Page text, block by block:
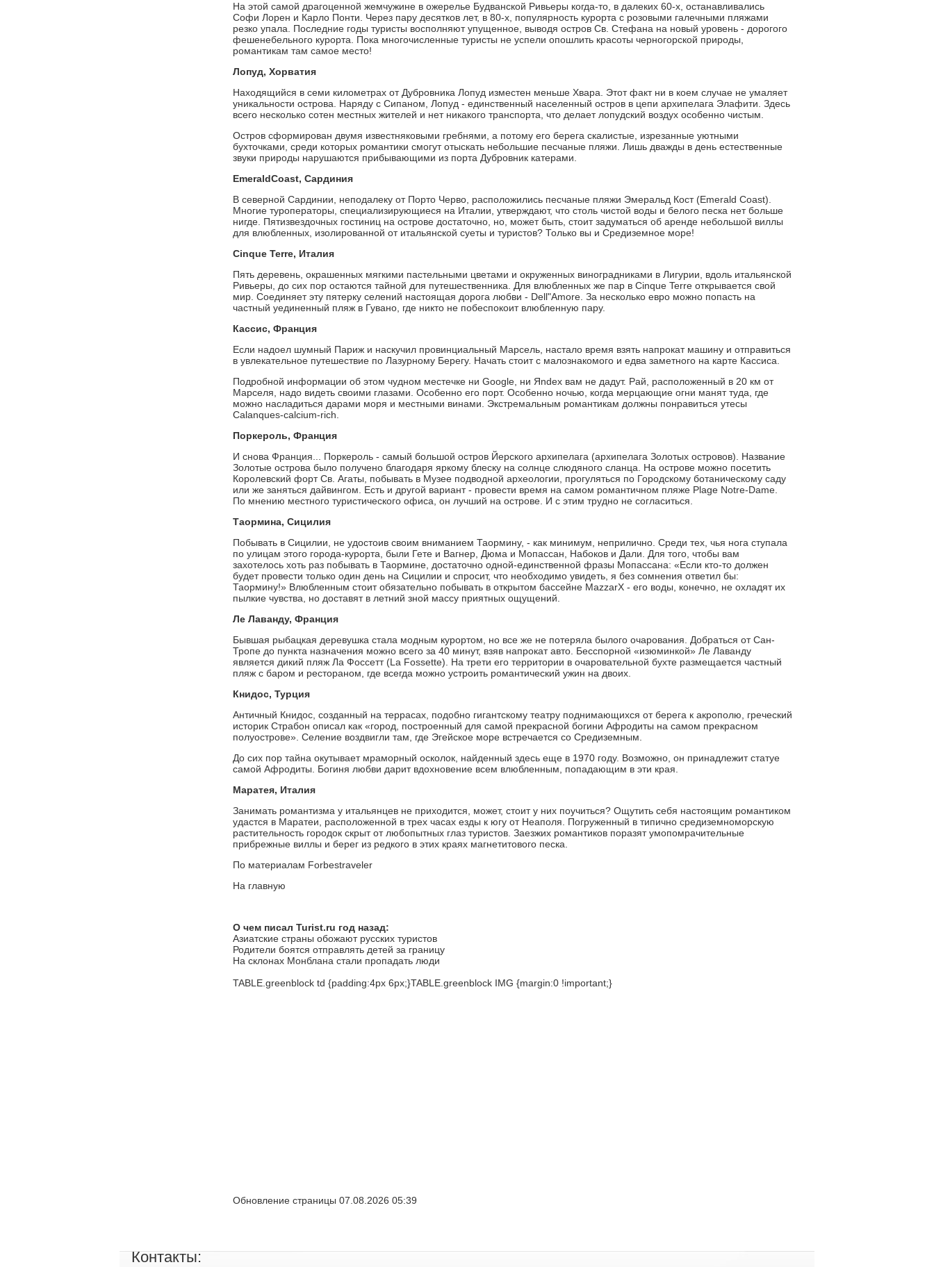
На этой самой драгоценной жемчужине в ожерелье Будванской Ривьеры когда-то, в далеких 60-х, останавливались
Софи Лорен и Карло Понти. Через пару десятков лет, в 80-х, популярность курорта с розовыми галечными пляжами
резко упала. Последние годы туристы восполняют упущенное, выводя остров Св. Стефана на новый уровень - дорогого
фешенебельного курорта. Пока многочисленные туристы не успели опошлить красоты черногорской природы,
романтикам там самое место!
Лопуд, Хорватия
Находящийся в семи километрах от Дубровника Лопуд изместен меньше Хвара. Этот факт ни в коем случае не умаляет
уникальности острова. Наряду с Сипаном, Лопуд - единственный населенный остров в цепи архипелага Элафити. Здесь
всего несколько сотен местных жителей и нет никакого транспорта, что делает лопудский воздух особенно чистым.
Остров сформирован двумя известняковыми гребнями, а потому его берега скалистые, изрезанные уютными
бухточками, среди которых романтики смогут отыскать небольшие песчаные пляжи. Лишь дважды в день естественные
звуки природы нарушаются прибывающими из порта Дубровник катерами.
EmeraldCoast, Сардиния
В северной Сардинии, неподалеку от Порто Черво, расположились песчаные пляжи Эмеральд Кост (Emerald Coast).
Многие туроператоры, специализирующиеся на Италии, утверждают, что столь чистой воды и белого песка нет больше
нигде. Пятизвездочных гостиниц на острове достаточно, но, может быть, стоит задуматься об аренде небольшой виллы
для влюбленных, изолированной от итальянской суеты и туристов? Только вы и Средиземное море!
Cinque Terre, Италия
Пять деревень, окрашенных мягкими пастельными цветами и окруженных виноградниками в Лигурии, вдоль итальянской
Ривьеры, до сих пор остаются тайной для путешественника. Для влюбленных же пар в Cinque Terre открывается свой
мир. Соединяет эту пятерку селений настоящая дорога любви - Dell"Amore. За несколько евро можно попасть на
частный уединенный пляж в Гувано, где никто не побеспокоит влюбленную пару.
Кассис, Франция
Если надоел шумный Париж и наскучил провинциальный Марсель, настало время взять напрокат машину и отправиться
в увлекательное путешествие по Лазурному Берегу. Начать стоит с малознакомого и едва заметного на карте Кассиса.
Подробной информации об этом чудном местечке ни Google, ни Яndex вам не дадут. Рай, расположенный в 20 км от
Марселя, надо видеть своими глазами. Особенно его порт. Особенно ночью, когда мерцающие огни манят туда, где
можно насладиться дарами моря и местными винами. Экстремальным романтикам должны понравиться утесы
Calanques-calcium-rich.
Поркероль, Франция
И снова Франция... Поркероль - самый большой остров Йерского архипелага (архипелага Золотых островов). Название
Золотые острова было получено благодаря яркому блеску на солнце слюдяного сланца. На острове можно посетить
Королевский форт Св. Агаты, побывать в Музее подводной археологии, прогуляться по Городскому ботаническому саду
или же заняться дайвингом. Есть и другой вариант - провести время на самом романтичном пляже Plage Notre-Dame.
По мнению местного туристического офиса, он лучший на острове. И с этим трудно не согласиться.
Таормина, Сицилия
Побывать в Сицилии, не удостоив своим вниманием Таормину, - как минимум, неприлично. Среди тех, чья нога ступала
по улицам этого города-курорта, были Гете и Вагнер, Дюма и Мопассан, Набоков и Дали. Для того, чтобы вам
захотелось хоть раз побывать в Таормине, достаточно одной-единственной фразы Мопассана: «Если кто-то должен
будет провести только один день на Сицилии и спросит, что необходимо увидеть, я без сомнения ответил бы:
Таормину!» Влюбленным стоит обязательно побывать в открытом бассейне MazzarХ - его воды, конечно, не охладят их
пылкие чувства, но доставят в летний зной массу приятных ощущений.
Ле Лаванду, Франция
Бывшая рыбацкая деревушка стала модным курортом, но все же не потеряла былого очарования. Добраться от Сан-
Тропе до пункта назначения можно всего за 40 минут, взяв напрокат авто. Бесспорной «изюминкой» Ле Лаванду
является дикий пляж Ла Фоссетт (La Fossette). На трети его территории в очаровательной бухте размещается частный
пляж с баром и рестораном, где всегда можно устроить романтический ужин на двоих.
Книдос, Турция
Античный Книдос, созданный на террасах, подобно гигантскому театру поднимающихся от берега к акрополю, греческий
историк Страбон описал как «город, построенный для самой прекрасной богини Афродиты на самом прекрасном
полуострове». Селение воздвигли там, где Эгейское море встречается со Средиземным.
До сих пор тайна окутывает мраморный осколок, найденный здесь еще в 1970 году. Возможно, он принадлежит статуе
самой Афродиты. Богиня любви дарит вдохновение всем влюбленным, попадающим в эти края.
Маратея, Италия
Занимать романтизма у итальянцев не приходится, может, стоит у них поучиться? Ощутить себя настоящим романтиком
удастся в Маратеи, расположенной в трех часах езды к югу от Неаполя. Погруженный в типично средиземноморскую
растительность городок скрыт от любопытных глаз туристов. Заезжих романтиков поразят умопомрачительные
прибрежные виллы и берег из редкого в этих краях магнетитового песка.
По материалам Forbestraveler
На главную
О чем писал Turist.ru год назад:
Азиатские страны обожают русских туристов
Родители боятся отправлять детей за границу
На склонах Монблана стали пропадать люди
TABLE.greenblock td {padding:4px 6px;}TABLE.greenblock IMG {margin:0 !important;}
Обновление страницы 07.08.2026 05:39
Контакты: